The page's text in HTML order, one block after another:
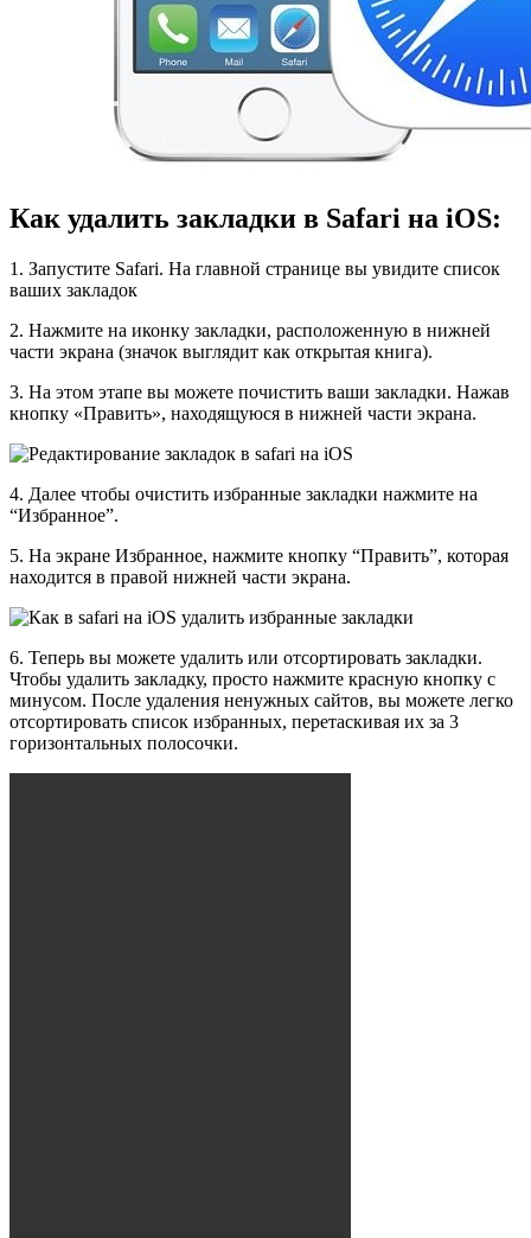
Как удалить закладки в Safari на iOS:
1. Запустите Safari. На главной странице вы увидите список
ваших закладок
2. Нажмите на иконку закладки, расположенную в нижней
части экрана (значок выглядит как открытая книга).
3. На этом этапе вы можете почистить ваши закладки. Нажав
кнопку «Править», находящуюся в нижней части экрана.
4. Далее чтобы очистить избранные закладки нажмите на
“Избранное”.
5. На экране Избранное, нажмите кнопку “Править”, которая
находится в правой нижней части экрана.
6. Теперь вы можете удалить или отсортировать закладки.
Чтобы удалить закладку, просто нажмите красную кнопку с
минусом. После удаления ненужных сайтов, вы можете легко
отсортировать список избранных, перетаскивая их за 3
горизонтальных полосочки.